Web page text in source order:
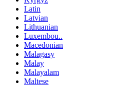
Latin
Latvian
Lithuanian
Luxembou..
Macedonian
Malagasy
Malay
Malayalam
Maltese